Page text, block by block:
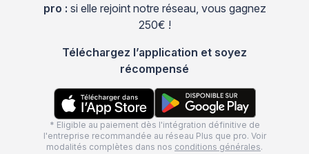
pro : si elle rejoint notre réseau, vous gagnez
250€ !
Téléchargez l’application et soyez
récompensé
* Eligible au paiement dès l'intégration définitive de
l'entreprise recommandée au réseau Plus que pro. Voir
modalités complètes dans nos conditions générales.